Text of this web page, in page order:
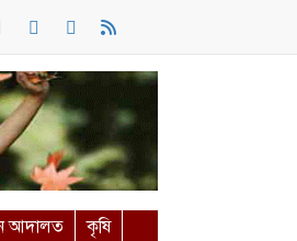
আদালত
কৃষি